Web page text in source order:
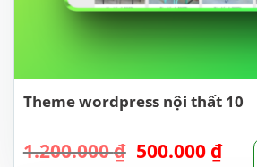
Theme wordpress nội thất 10
1.200.000₫ Giá
500.000 ₫Giá